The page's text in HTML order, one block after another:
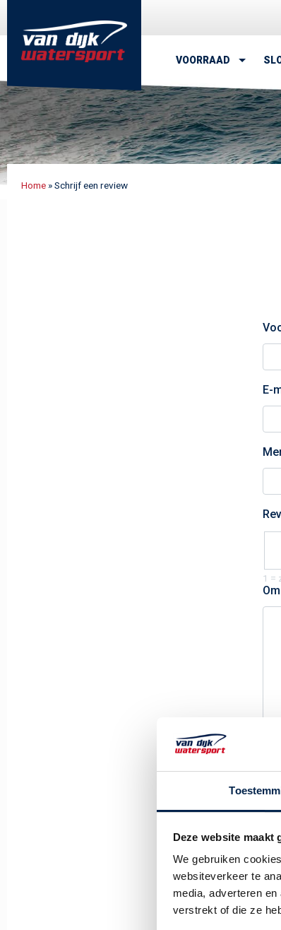
Deze website maakt
We gebruiken
websiteverkeer te
media, adverteren
verstrekt of die ze
van Dijk Watersport - Uw
VOORRAAD
Home »Schrijf een review
E-